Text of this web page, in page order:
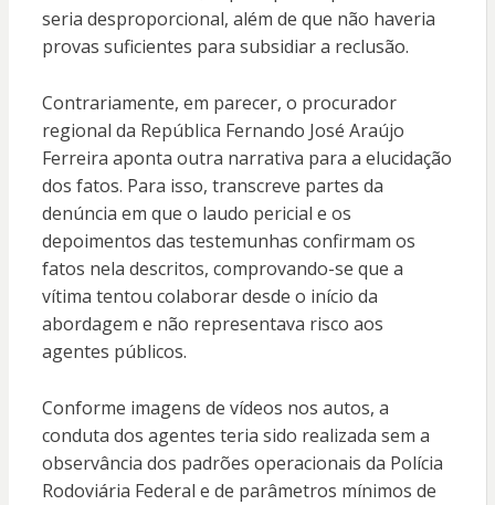
seria desproporcional, além de que não haveria
provas suficientes para subsidiar a reclusão.
Contrariamente, em parecer, o procurador
regional da República Fernando José Araújo
Ferreira aponta outra narrativa para a elucidação
dos fatos. Para isso, transcreve partes da
denúncia em que o laudo pericial e os
depoimentos das testemunhas confirmam os
fatos nela descritos, comprovando-se que a
vítima tentou colaborar desde o início da
abordagem e não representava risco aos
agentes públicos.
Conforme imagens de vídeos nos autos, a
conduta dos agentes teria sido realizada sem a
observância dos padrões operacionais da Polícia
Rodoviária Federal e de parâmetros mínimos de